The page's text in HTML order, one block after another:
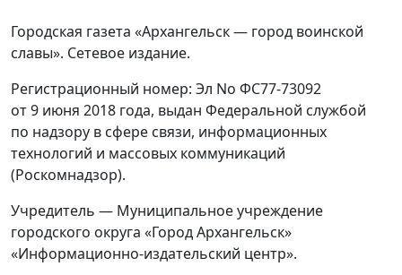
Городская газета «Архангельск — город воинской
славы». Сетевое издание.
Регистрационный номер: Эл No ФС77-73092
от 9 июня 2018 года, выдан Федеральной службой
по надзору в сфере связи, информационных
технологий и массовых коммуникаций
(Роскомнадзор).
Учредитель — Муниципальное учреждение
городского округа «Город Архангельск»
«Информационно-издательский центр».